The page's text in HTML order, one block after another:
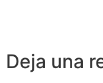
Deja una